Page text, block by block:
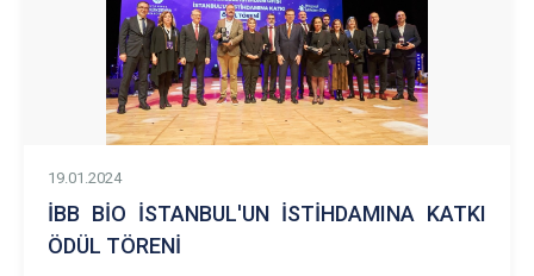
19.01.2024
İBB BİO İSTANBUL'UN İSTİHDAMINA KATKI
ÖDÜL TÖRENİ